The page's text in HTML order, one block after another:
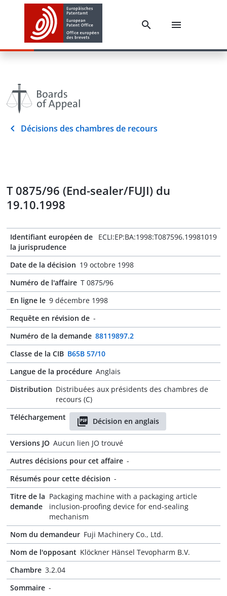
Décisions des chambres de recours
T 0875/96 (End-sealer/FUJI) du
19.10.1998
Identifiant européen de
la jurisprudence
ECLI:EP:BA:1998:T087596.19981019
Date de la décision 19 octobre 1998
Numéro de l'affaire T 0875/96
En ligne le 9 décembre 1998
Requête en révision de -
Numéro de la demande 88119897.2
Classe de la CIB B65B 57/10
Langue de la procédure Anglais
Distribution Distribuées aux présidents des chambres de
recours (C)
Téléchargement
Décision en anglais
Versions JO Aucun lien JO trouvé
Autres décisions pour cet affaire -
Résumés pour cette décision -
Titre de la
demande
Packaging machine with a packaging article
inclusion-proofing device for end-sealing
mechanism
Nom du demandeur Fuji Machinery Co., Ltd.
Nom de l'opposant Klöckner Hänsel Tevopharm B.V.
Chambre 3.2.04
Sommaire -